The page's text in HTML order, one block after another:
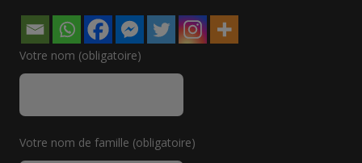
Votre nom (obligatoire)
Votre nom de famille (obligatoire)